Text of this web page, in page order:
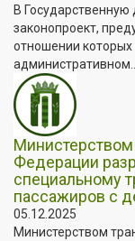
В
законопроект,
отношении которых
административном...
Министерством
Федерации
специальному
пассажиров с
05.12.2025
Министерством